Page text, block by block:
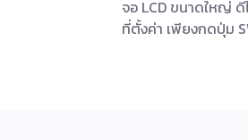
จอ LCD ขนาดใหญ่
ที่ตั้งค่า เพียงกดปุ่ม